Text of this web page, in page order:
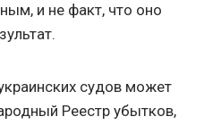
и не факт, что оно
судов может
Реестр убытков,